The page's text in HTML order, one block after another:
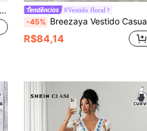
#Vestido floral
-45% Breezaya Vestido Casual de Férias Sem Mangas com Bordado Floral em Plus Size
R$84,14